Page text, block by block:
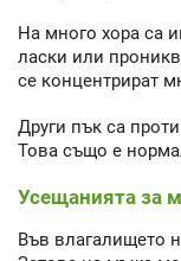
На много хора са
ласки или
се концентрират
Други пък са
Това също е
Усещанията за
Във влагалището